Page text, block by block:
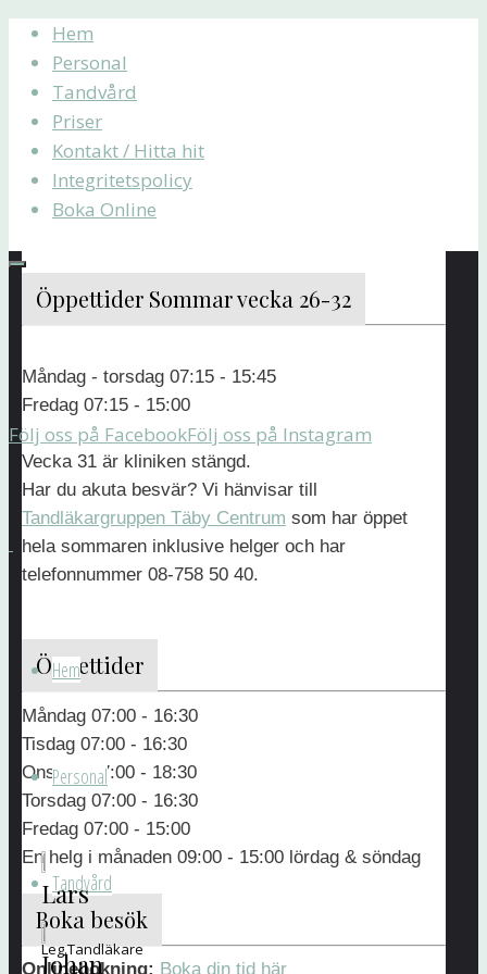
Hoppa
innehåll
Skip
content
Hem
Personal
Tandvård
Priser
Kontakt / Hitta hit
Integritetspolicy
Boka Online
Följ oss på FacebookFölj oss på Instagram
Hem
Personal
Tandvård
Personal
Personal
Här
presenteras
vår
underbara
personal.
ser
fram
emot
att
träffa
dig,
Välkommen!
Lars
Leg.Tandläkare
Johan
Öppettider Sommar vecka 26-32
Måndag - torsdag 07:15 - 15:45
Fredag 07:15 - 15:00
Vecka 31 är kliniken stängd.
Har du akuta besvär? Vi hänvisar till
Tandläkargruppen Täby Centrum som har öppet
hela sommaren inklusive helger och har
telefonnummer 08-758 50 40.
Öppettider
Måndag 07:00 - 16:30
Tisdag 07:00 - 16:30
Onsdag 07:00 - 18:30
Torsdag 07:00 - 16:30
Fredag 07:00 - 15:00
En helg i månaden 09:00 - 15:00 lördag & söndag
Boka besök
Onlinebokning: Boka din tid här